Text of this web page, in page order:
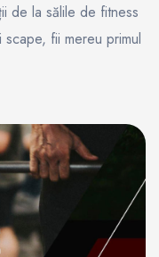
de la sălile de fitness
fii mereu primul